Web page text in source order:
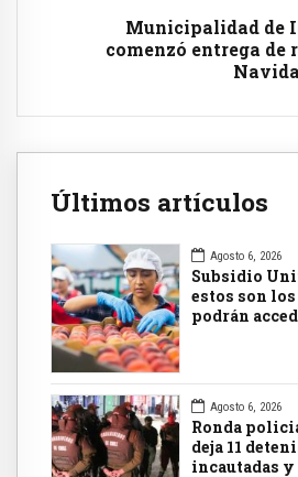
Municipalidad de
comenzó entrega de
Últimos artículos
Agosto 6, 2026
Subsidio
estos son
podrán
Agosto 6, 2026
Ronda
deja 11
incautadas y